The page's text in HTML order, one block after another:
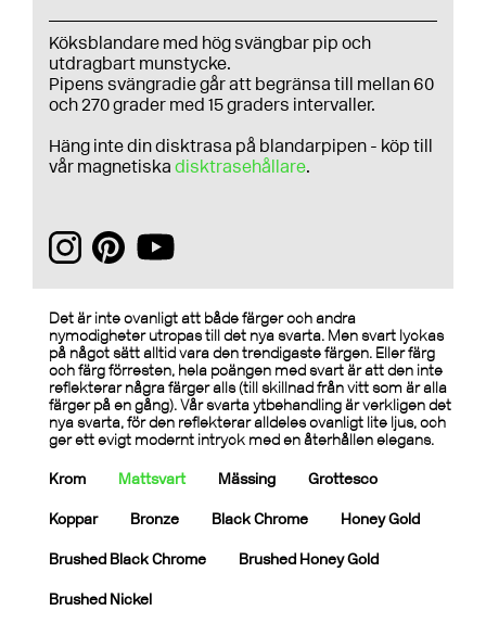
Köksblandare med hög svängbar pip och
utdragbart munstycke.
Pipens svängradie går att begränsa till mellan 60
och 270 grader med 15 graders intervaller.
Häng inte din disktrasa på blandarpipen - köp till
vår magnetiska disktrasehållare.
Det är inte ovanligt att både färger och andra
nymodigheter utropas till det nya svarta. Men svart lyckas
på något sätt alltid vara den trendigaste färgen. Eller färg
och färg förresten, hela poängen med svart är att den inte
reflekterar några färger alls (till skillnad från vitt som är alla
färger på en gång). Vår svarta ytbehandling är verkligen det
nya svarta, för den reflekterar alldeles ovanligt lite ljus, och
ger ett evigt modernt intryck med en återhållen elegans.
Krom Mattsvart Mässing Grottesco
Koppar Bronze Black Chrome Honey Gold
Brushed Black Chrome Brushed Honey Gold
Brushed Nickel